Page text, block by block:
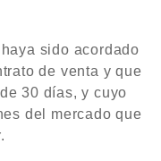
sido acordado
de venta y que
30 días, y cuyo
del mercado que